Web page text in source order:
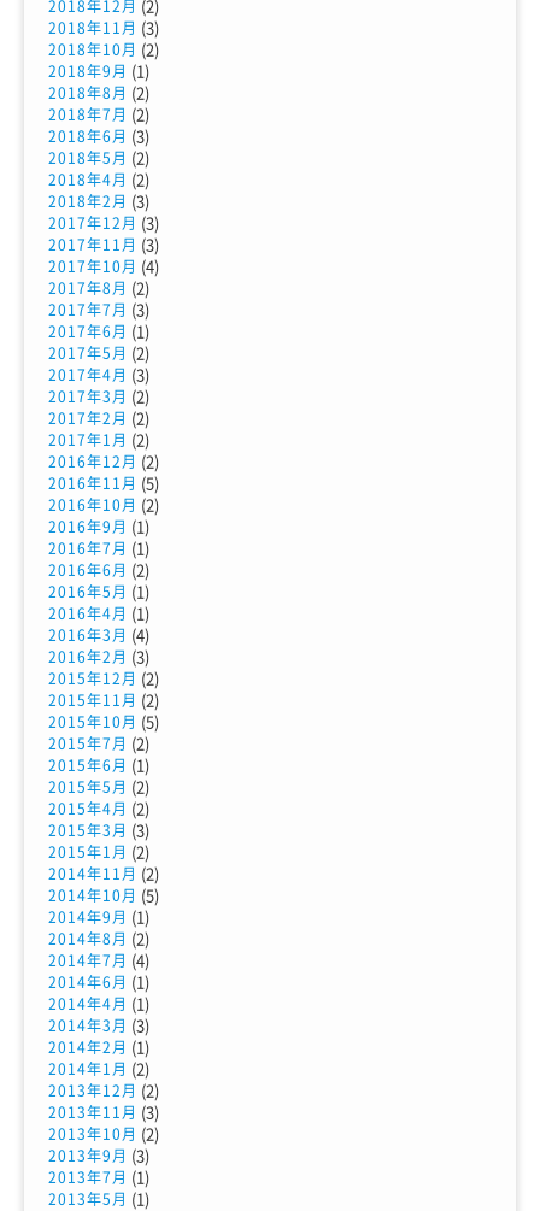
2018年12月 (2)
2018年11月 (3)
2018年10月 (2)
2018年9月 (1)
2018年8月 (2)
2018年7月 (2)
2018年6月 (3)
2018年5月 (2)
2018年4月 (2)
2018年2月 (3)
2017年12月 (3)
2017年11月 (3)
2017年10月 (4)
2017年8月 (2)
2017年7月 (3)
2017年6月 (1)
2017年5月 (2)
2017年4月 (3)
2017年3月 (2)
2017年2月 (2)
2017年1月 (2)
2016年12月 (2)
2016年11月 (5)
2016年10月 (2)
2016年9月 (1)
2016年7月 (1)
2016年6月 (2)
2016年5月 (1)
2016年4月 (1)
2016年3月 (4)
2016年2月 (3)
2015年12月 (2)
2015年11月 (2)
2015年10月 (5)
2015年7月 (2)
2015年6月 (1)
2015年5月 (2)
2015年4月 (2)
2015年3月 (3)
2015年1月 (2)
2014年11月 (2)
2014年10月 (5)
2014年9月 (1)
2014年8月 (2)
2014年7月 (4)
2014年6月 (1)
2014年4月 (1)
2014年3月 (3)
2014年2月 (1)
2014年1月 (2)
2013年12月 (2)
2013年11月 (3)
2013年10月 (2)
2013年9月 (3)
2013年7月 (1)
2013年5月 (1)